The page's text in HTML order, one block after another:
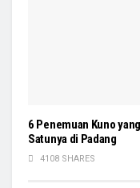
6 Penemuan Kuno
Satunya di Padang
4108 SHARES